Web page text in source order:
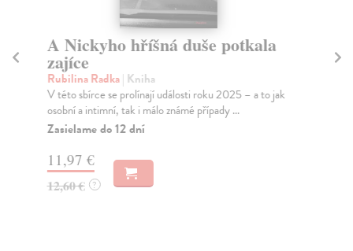
A Nickyho hříšná duše potkala
zajíce
Rubilina Radka| Kniha
V této sbírce se prolínají události roku 2025 – a to jak
osobní a intimní, tak i málo známé případy ...
Zasielame do 12 dní
11,97 €
12,60 € ?